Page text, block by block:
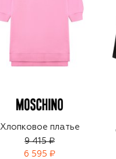
Хлопковое платье
9 415 ₽
6 595 ₽